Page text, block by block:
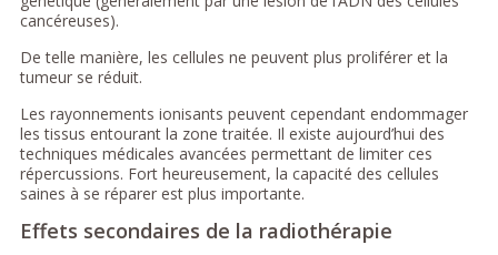
cancéreuses).
De telle manière, les cellules ne peuvent plus proliférer et la
tumeur se réduit.
Les rayonnements ionisants peuvent cependant endommager
les tissus entourant la zone traitée. Il existe aujourd’hui des
techniques médicales avancées permettant de limiter ces
répercussions. Fort heureusement, la capacité des cellules
saines à se réparer est plus importante.
Effets secondaires de la radiothérapie